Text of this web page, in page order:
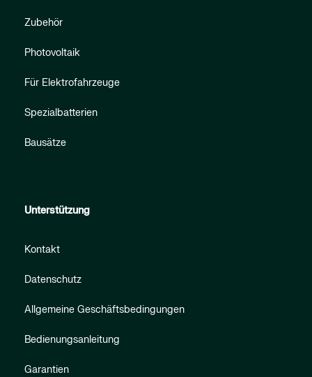
Zubehör
Photovoltaik
Für Elektrofahrzeuge
Spezialbatterien
Bausätze
Unterstützung
Kontakt
Datenschutz
Allgemeine Geschäftsbedingungen
Bedienungsanleitung
Garantien